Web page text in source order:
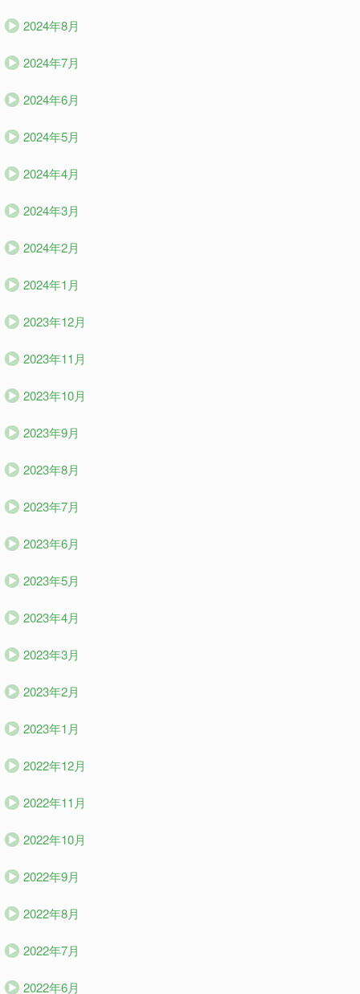
2024年8月
2024年7月
2024年6月
2024年5月
2024年4月
2024年3月
2024年2月
2024年1月
2023年12月
2023年11月
2023年10月
2023年9月
2023年8月
2023年7月
2023年6月
2023年5月
2023年4月
2023年3月
2023年2月
2023年1月
2022年12月
2022年11月
2022年10月
2022年9月
2022年8月
2022年7月
2022年6月